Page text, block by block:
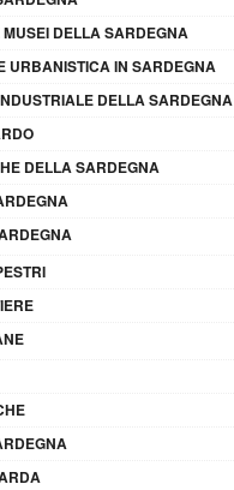
DELLA SARDEGNA
URBANISTICA IN SARDEGNA
DELLA SARDEGNA
DELLA SARDEGNA